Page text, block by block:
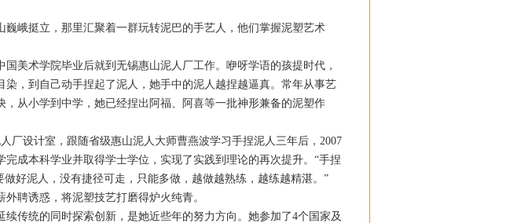
峨挺立，那里汇聚着一群玩转泥巴的手艺人，他们掌握泥塑艺术
术学院毕业后就到无锡惠山泥人厂工作。咿呀学语的孩提时代，
，到自己动手捏起了泥人，她手中的泥人越捏越逼真。常年从事艺
从小学到中学，她已经捏出阿福、阿喜等一批神形兼备的泥塑作
设计室，跟随省级惠山泥人大师曹燕波学习手捏泥人三年后，2007
成本科学业并取得学士学位，实现了实践到理论的再次提升。“手捏
好泥人，没有捷径可走，只能多做，越做越熟练，越练越精湛。”
聘诱惑，将泥塑技艺打磨得炉火纯青。
统的同时探索创新，是她近些年的努力方向。她参加了4个国家及